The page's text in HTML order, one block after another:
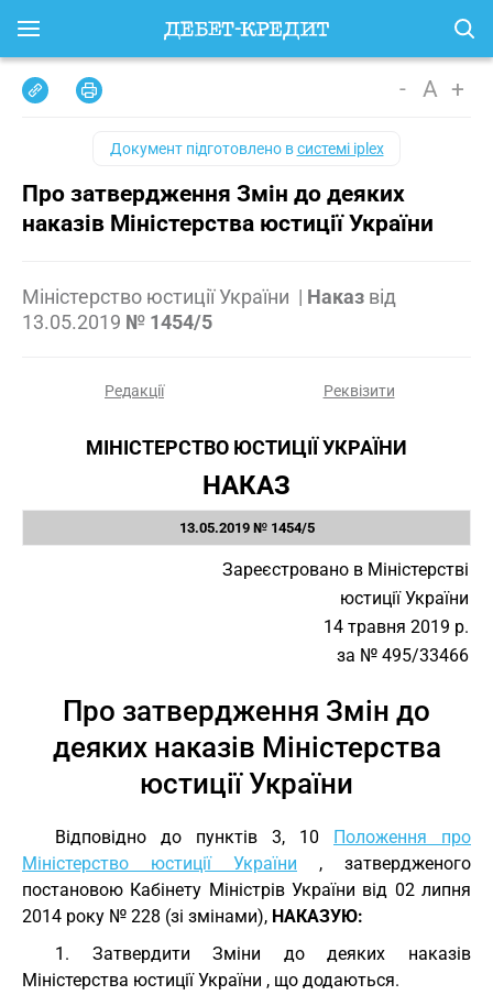
- A +
Документ підготовлено всистемі iplex
Про затвердження Змін до деяких
наказів Міністерства юстиції України
Міністерство юстиції України | Наказ від
13.05.2019 № 1454/5
Редакції Реквізити
МІНІСТЕРСТВО ЮСТИЦІЇ УКРАЇНИ
НАКАЗ
13.05.2019 № 1454/5
Зареєстровано в Міністерстві
юстиції України
14 травня 2019 р.
за № 495/33466
Про затвердження Змін до
деяких наказів Міністерства
юстиції України
Відповідно до пунктів 3, 10 Положення про
Міністерство юстиції України , затвердженого
постановою Кабінету Міністрів України від 02 липня
2014 року № 228 (зі змінами), НАКАЗУЮ:
1. Затвердити Зміни до деяких наказів
Міністерства юстиції України , що додаються.